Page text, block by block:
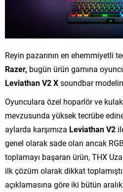
Reyin pazarının en ehemmiyetli
Razer, bugün ürün gamına
Leviathan V2 Xsoundbar
Oyunculara özel hoparlör ve
mevzusunda yüksek tecrübe
aylarda karşımıza Leviathan V2
genel olarak sade olan ancak
toplamayı başaran ürün, THX
ilk çözüm olarak dikkat
açıklamasına göre iki bütün